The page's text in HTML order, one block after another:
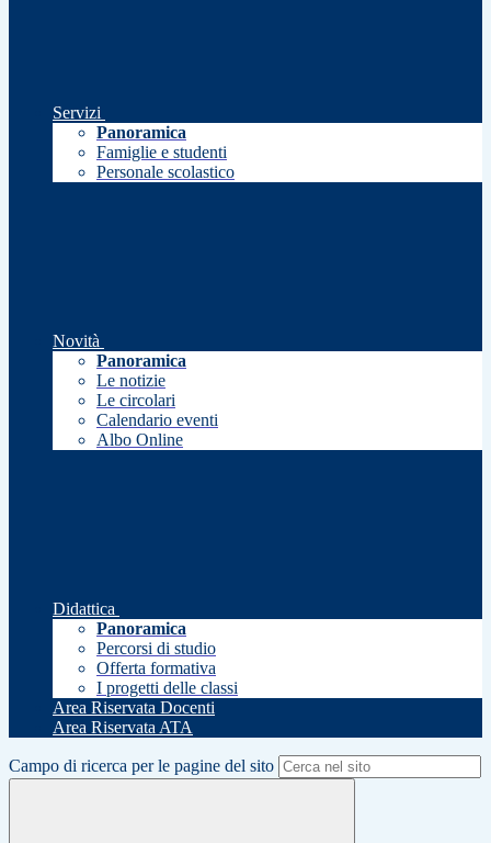
Servizi
Panoramica
Famiglie e studenti
Personale scolastico
Novità
Panoramica
Le notizie
Le circolari
Calendario eventi
Albo Online
Didattica
Panoramica
Percorsi di studio
Offerta formativa
I progetti delle classi
Area Riservata Docenti
Area Riservata ATA
Campo di ricerca per le pagine del sito